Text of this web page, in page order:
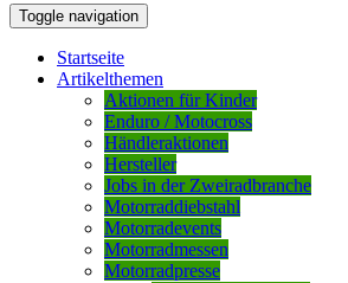
Toggle navigation
Startseite
Artikelthemen
Aktionen für Kinder
Enduro / Motocross
Händleraktionen
Hersteller
Jobs in der Zweiradbranche
Motorraddiebstahl
Motorradevents
Motorradmessen
Motorradpresse